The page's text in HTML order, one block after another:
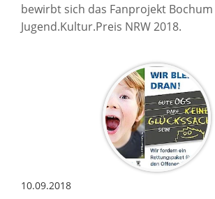
bewirbt sich das Fanprojekt
Jugend.Kultur.Preis NRW 2018.
10.09.2018